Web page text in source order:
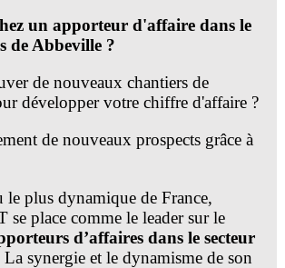
un apporteur d'affaire dans le
de Abbeville ?
de nouveaux chantiers de
développer votre chiffre d'affaire ?
de nouveaux prospects grâce à
le plus dynamique de France,
se place comme le leader sur le
d’affaires dans le secteur
La synergie et le dynamisme de son